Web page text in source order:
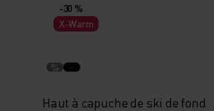
-30 %
X-Warm
%
Haut à capuche de ski de fond